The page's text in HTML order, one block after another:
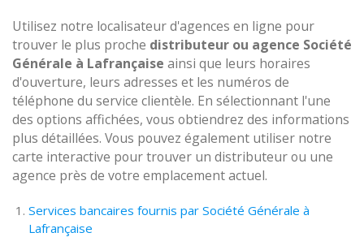
Utilisez notre localisateur d'agences en ligne pour
trouver le plus proche distributeur ou agence Société
Générale à Lafrançaise ainsi que leurs horaires
d'ouverture, leurs adresses et les numéros de
téléphone du service clientèle. En sélectionnant l'une
des options affichées, vous obtiendrez des informations
plus détaillées. Vous pouvez également utiliser notre
carte interactive pour trouver un distributeur ou une
agence près de votre emplacement actuel.
Services bancaires fournis par Société Générale à
Lafrançaise